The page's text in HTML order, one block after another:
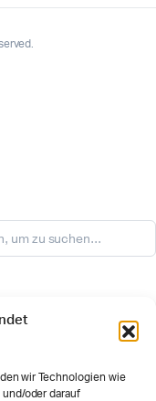
wir Technologien wie
oder darauf
Andere werden